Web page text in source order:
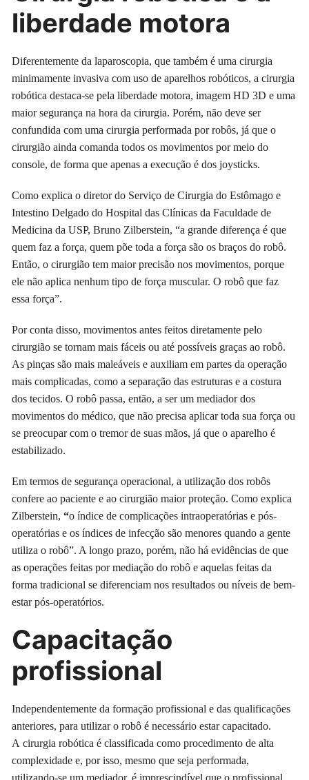
liberdade motora
Diferentemente da laparoscopia, que também é uma cirurgia
minimamente invasiva com uso de aparelhos robóticos, a cirurgia
robótica destaca-se pela liberdade motora, imagem HD 3D e uma
maior segurança na hora da cirurgia. Porém, não deve ser
confundida com uma cirurgia performada por robôs, já que o
cirurgião ainda comanda todos os movimentos por meio do
console, de forma que apenas a execução é dos joysticks.
Como explica o diretor do Serviço de Cirurgia do Estômago e
Intestino Delgado do Hospital das Clínicas da Faculdade de
Medicina da USP, Bruno Zilberstein, “a grande diferença é que
quem faz a força, quem põe toda a força são os braços do robô.
Então, o cirurgião tem maior precisão nos movimentos, porque
ele não aplica nenhum tipo de força muscular. O robô que faz
essa força”.
Por conta disso, movimentos antes feitos diretamente pelo
cirurgião se tornam mais fáceis ou até possíveis graças ao robô.
As pinças são mais maleáveis e auxiliam em partes da operação
mais complicadas, como a separação das estruturas e a costura
dos tecidos. O robô passa, então, a ser um mediador dos
movimentos do médico, que não precisa aplicar toda sua força ou
se preocupar com o tremor de suas mãos, já que o aparelho é
estabilizado.
Em termos de segurança operacional, a utilização dos robôs
confere ao paciente e ao cirurgião maior proteção. Como explica
Zilberstein,“o índice de complicações intraoperatórias e pós-
operatórias e os índices de infecção são menores quando a gente
utiliza o robô”. A longo prazo, porém, não há evidências de que
as operações feitas por mediação do robô e aquelas feitas da
forma tradicional se diferenciam nos resultados ou níveis de bem-
estar pós-operatórios.
Capacitação
profissional
Independentemente da formação profissional e das qualificações
anteriores, para utilizar o robô é necessário estar capacitado.
A cirurgia robótica é classificada como procedimento de alta
complexidade e, por isso, mesmo que seja performada,
utilizando-se um mediador, é imprescindível que o profissional